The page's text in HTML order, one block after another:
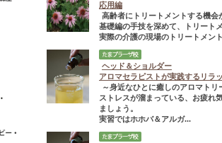
応用編
高齢者にトリートメントする機会
基礎編の手技を深めて、トリート
実際の介護の現場のトリートメン
ヘッド＆ショルダー
アロマセラピストが実践するリラ
～身近なひとに癒しのアロマトリ
ストレスが溜まっている、お疲れ
ましょう。
実習ではホホバ＆アルガ...